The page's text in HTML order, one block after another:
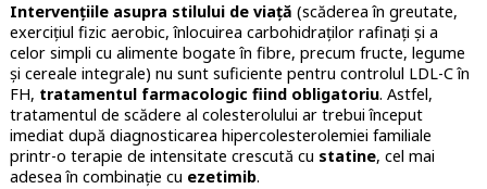
Intervențiile asupra stilului de viață (scăderea în greutate,
exercițiul fizic aerobic, înlocuirea carbohidraților rafinați și a
celor simpli cu alimente bogate în fibre, precum fructe, legume
și cereale integrale) nu sunt suficiente pentru controlul LDL-C în
FH, tratamentul farmacologic fiind obligatoriu. Astfel,
tratamentul de scădere al colesterolului ar trebui început
imediat după diagnosticarea hipercolesterolemiei familiale
printr-o terapie de intensitate crescută cu statine, cel mai
adesea în combinație cu ezetimib.